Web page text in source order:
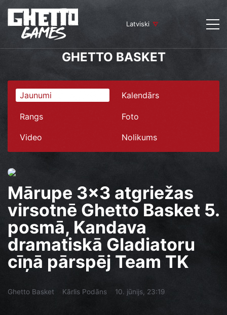
Latviski
GHETTO BASKET
Jaunumi Kalendārs
Rangs Foto
Video Nolikums
Mārupe 3x3 atgriežas
virsotnē Ghetto Basket 5.
posmā, Kandava
dramatiskā Gladiatoru
cīņā pārspēj Team TK
Ghetto Basket Kārlis Podāns 10. jūnijs, 23:19